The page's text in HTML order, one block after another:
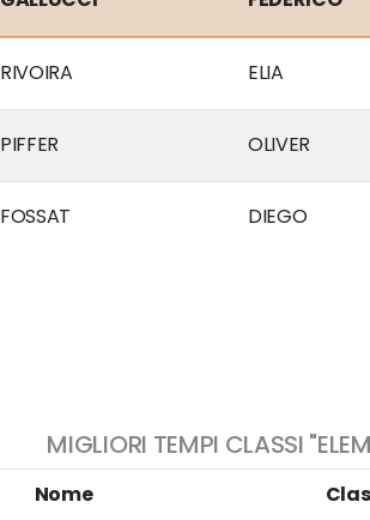
RIVOIRA ELIA
PIFFER OLIVER
FOSSAT DIEGO
MIGLIORI TEMPI CLASSI
Nome